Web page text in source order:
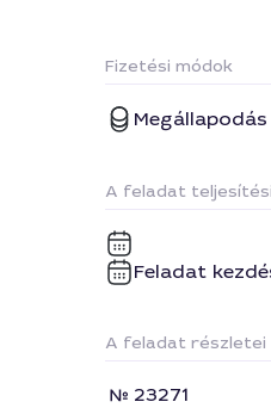
Fizetési módok
A feladat
Feladat
A feladat részletei
23271